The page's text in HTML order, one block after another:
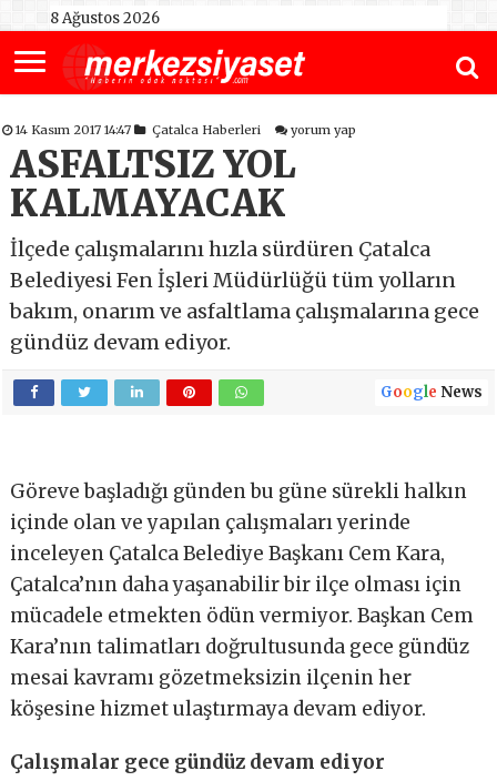
8 Ağustos 2026
14 Kasım 2017 14:47 Çatalca Haberleri yorum yap
ASFALTSIZ YOL
KALMAYACAK
İlçede çalışmalarını hızla sürdüren Çatalca
Belediyesi Fen İşleri Müdürlüğü tüm yolların
bakım, onarım ve asfaltlama çalışmalarına gece
gündüz devam ediyor.
Google News
Göreve başladığı günden bu güne sürekli halkın
içinde olan ve yapılan çalışmaları yerinde
inceleyen Çatalca Belediye Başkanı Cem Kara,
Çatalca’nın daha yaşanabilir bir ilçe olması için
mücadele etmekten ödün vermiyor. Başkan Cem
Kara’nın talimatları doğrultusunda gece gündüz
mesai kavramı gözetmeksizin ilçenin her
köşesine hizmet ulaştırmaya devam ediyor.
Çalışmalar gece gündüz devam ediyor